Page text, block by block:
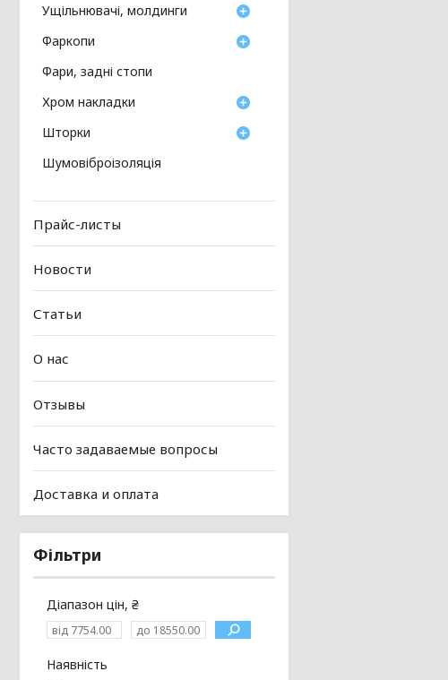
Ущільнювачі, молдинги
Фаркопи
Фари, задні стопи
Хром накладки
Шторки
Шумовіброізоляція
Прайс-листы
Новости
Статьи
О нас
Отзывы
Часто задаваемые вопросы
Доставка и оплата
Фільтри
Діапазон цін, ₴
Наявність